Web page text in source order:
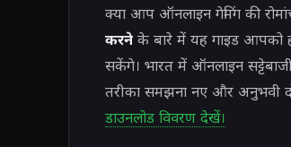
क्या आप ऑनलाइन गेमिंग की
करने के बारे में यह गाइड आपको
सकेंगे। भारत में ऑनलाइन
तरीका समझना नए और अनुभवी
डाउनलोड विवरण देखें।